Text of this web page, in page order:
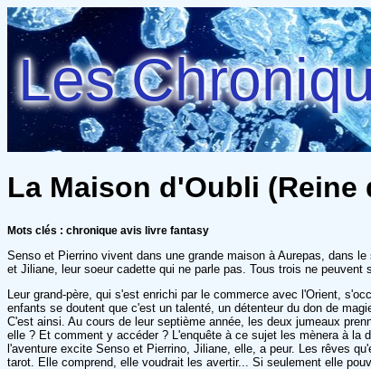
Les
La Maison d'Oubli (Reine
Mots clés : chronique avis livre fantasy
Senso et Pierrino vivent dans une grande maison à Aurepas, dans
et Jiliane, leur soeur cadette qui ne parle pas. Tous trois ne peuvent
Leur grand-père, qui s'est enrichi par le commerce avec l'Orient,
enfants se doutent que c'est un talenté, un détenteur du don de
C'est ainsi. Au cours de leur septième année, les deux jumeaux
elle ? Et comment y accéder ? L'enquête à ce sujet les mènera à la
l'aventure excite Senso et Pierrino, Jiliane, elle, a peur. Les rêves
tarot. Elle comprend, elle voudrait les avertir... Si seulement elle